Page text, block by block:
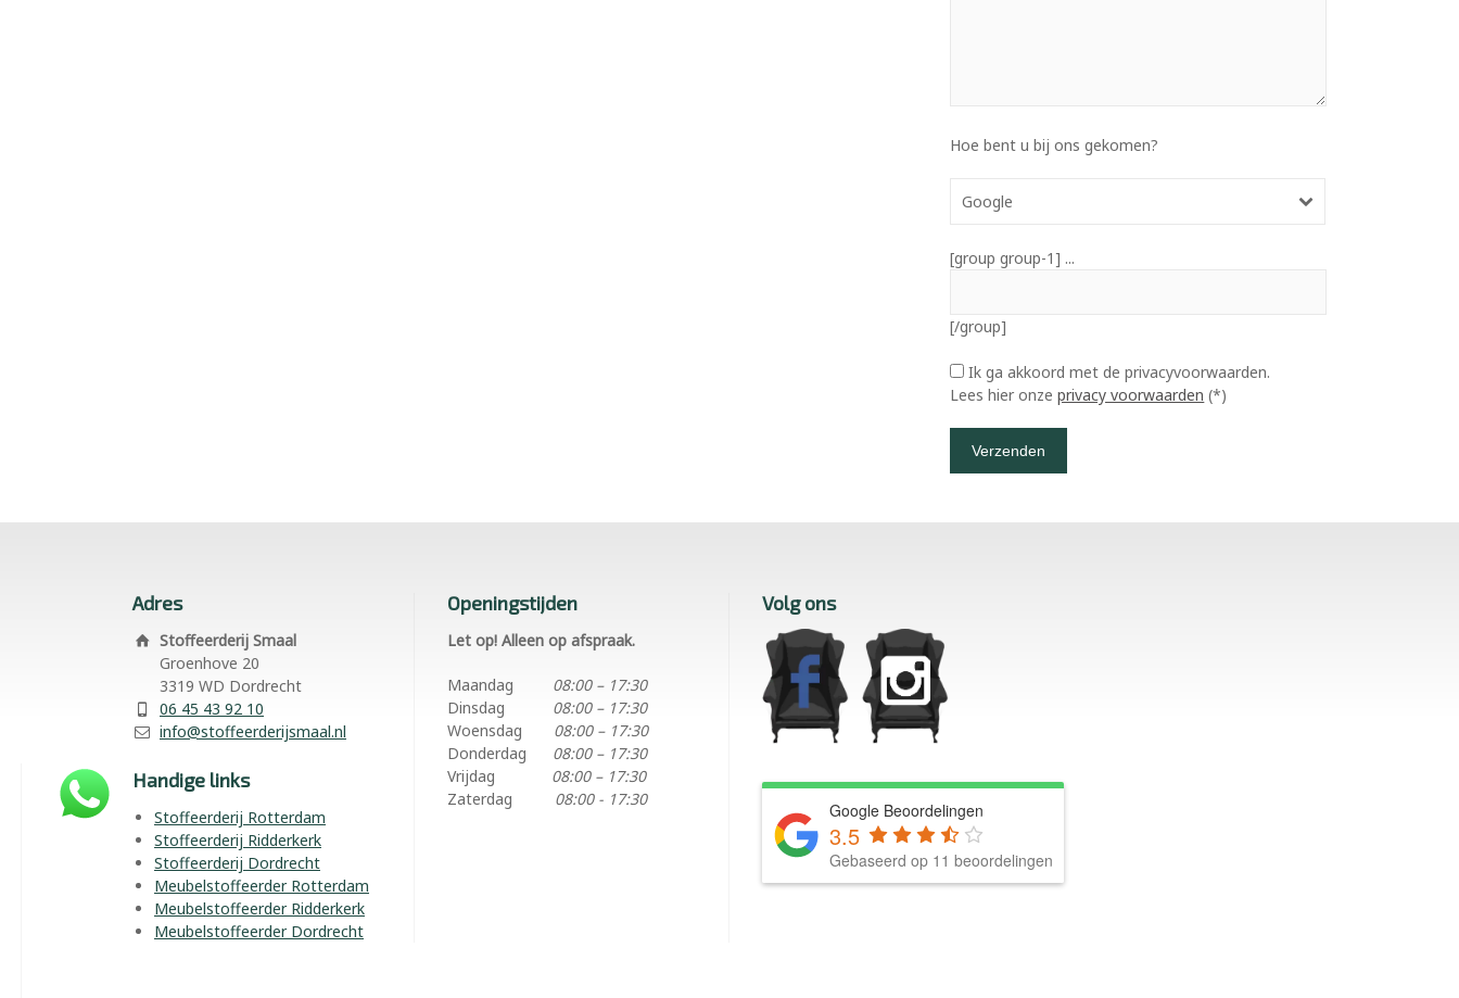
Hoe bent u bij ons gekomen?
Google
[group group-1] ...
[/group]
Ik ga akkoord met de privacyvoorwaarden.
Lees hier onzeprivacy voorwaarden (*)
Adres
Stoffeerderij Smaal
Groenhove 20
3319 WD Dordrecht
06 45 43 92 10
info@stoffeerderijsmaal.nl
Handige links
Stoffeerderij Rotterdam
Stoffeerderij Ridderkerk
Stoffeerderij Dordrecht
Meubelstoffeerder Rotterdam
Meubelstoffeerder Ridderkerk
Meubelstoffeerder Dordrecht
Openingstijden
Let op! Alleen op afspraak.
Maandag
08:00 – 17:30
Dinsdag
08:00 – 17:30
Woensdag
08:00 – 17:30
Donderdag
08:00 – 17:30
Vrijdag
08:00 – 17:30
Zaterdag
08:00 - 17:30
Volg ons
Google Beoordelingen
3.5
Gebaseerd op 11 beoordelingen